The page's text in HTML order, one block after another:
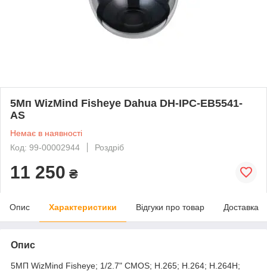
5Мп WizMind Fisheye Dahua DH-IPC-EB5541-
AS
Немає в наявності
Код: 99-00002944
Роздріб
11 250 ₴
Опис Характеристики Відгуки про товар Доставка
Опис
5МП WizMind Fisheye; 1/2.7" CMOS; H.265; H.264; H.264H;